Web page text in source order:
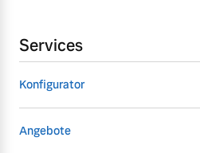
Services
Konfigurator
Angebote